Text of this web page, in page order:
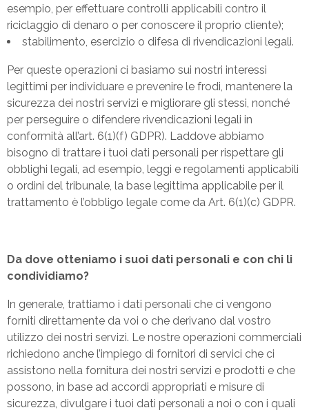
esempio, per effettuare controlli applicabili contro il
riciclaggio di denaro o per conoscere il proprio cliente);
stabilimento, esercizio o difesa di rivendicazioni legali.
Per queste operazioni ci basiamo sui nostri interessi
legittimi per individuare e prevenire le frodi, mantenere la
sicurezza dei nostri servizi e migliorare gli stessi, nonché
per perseguire o difendere rivendicazioni legali in
conformità all’art. 6(1)(f) GDPR). Laddove abbiamo
bisogno di trattare i tuoi dati personali per rispettare gli
obblighi legali, ad esempio, leggi e regolamenti applicabili
o ordini del tribunale, la base legittima applicabile per il
trattamento è l’obbligo legale come da Art. 6(1)(c) GDPR.
Da dove otteniamo i suoi dati personali e con chi li
condividiamo?
In generale, trattiamo i dati personali che ci vengono
forniti direttamente da voi o che derivano dal vostro
utilizzo dei nostri servizi. Le nostre operazioni commerciali
richiedono anche l’impiego di fornitori di servici che ci
assistono nella fornitura dei nostri servizi e prodotti e che
possono, in base ad accordi appropriati e misure di
sicurezza, divulgare i tuoi dati personali a noi o con i quali